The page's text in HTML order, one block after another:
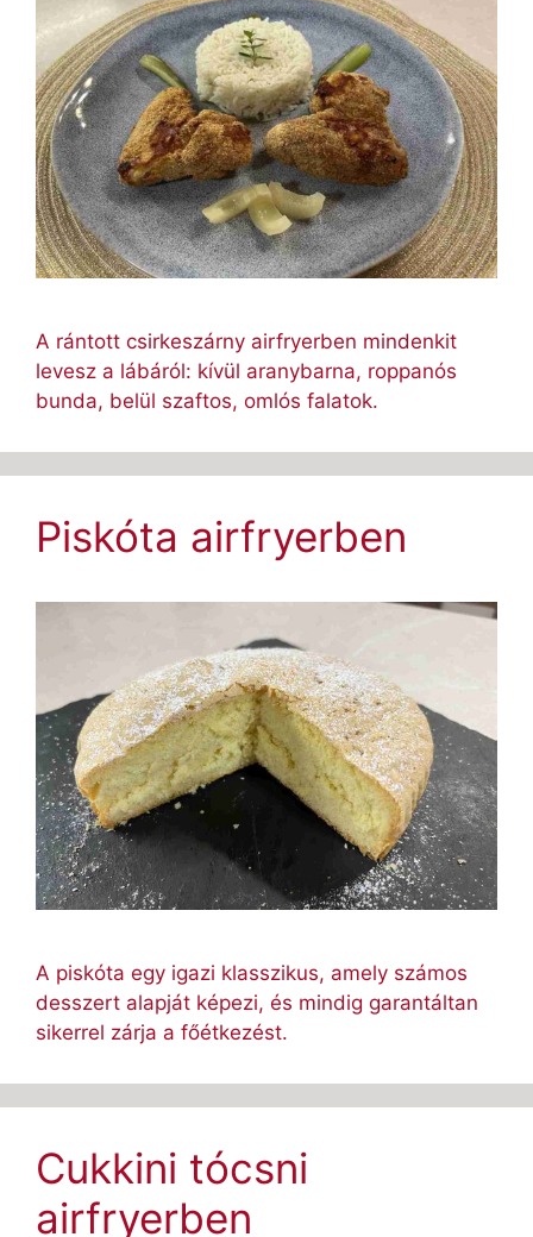
A rántott csirkeszárny airfryerben mindenkit
levesz a lábáról: kívül aranybarna, roppanós
bunda, belül szaftos, omlós falatok.
Piskóta airfryerben
A piskóta egy igazi klasszikus, amely számos
desszert alapját képezi, és mindig garantáltan
sikerrel zárja a főétkezést.
Cukkini tócsni
airfryerben